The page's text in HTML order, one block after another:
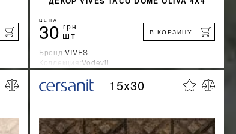
%
ЦЕНА
30 грн
шт В КОРЗИНУ
Бренд:VIVES
Коллекция:Vodevil
Страна-производитель:Испания
УЗНАТЬ СВОЮ СКИДКУ %
КУПИТЬ
15x30